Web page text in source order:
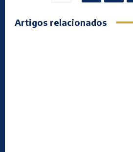
Artigos relacionados